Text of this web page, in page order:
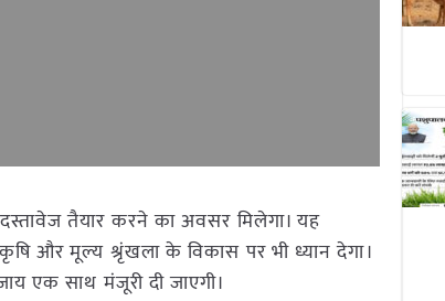
तैयार करने का अवसर मिलेगा। यह
और मूल्य श्रृंखला के विकास पर भी ध्यान देगा।
एक साथ मंजूरी दी जाएगी।